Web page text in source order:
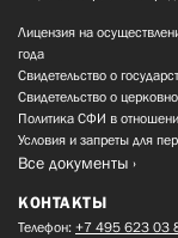
Лицензия на
года
Свидетельство о
Свидетельство о
Политика СФИ в
Условия и запреты для
Все документы
КОНТАКТЫ
Телефон: +7 495 623 03